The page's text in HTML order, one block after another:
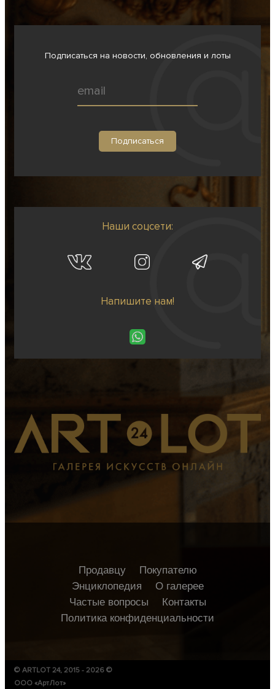
Подписаться на новости, обновления и лоты
Наши соцсети:
Напишите нам!
Продавцу
Покупателю
Энциклопедия
О галерее
Частые вопросы
Контакты
Политика конфиденциальности
© ARTLOT 24, 2015 - 2026 ©
ООО «АртЛот»